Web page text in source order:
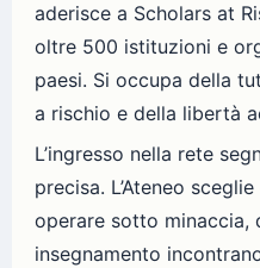
aderisce a Scholars at
oltre 500 istituzioni e
paesi. Si occupa della
a rischio e della libertà
L’ingresso nella rete
precisa. L’Ateneo
operare sotto minaccia,
insegnamento